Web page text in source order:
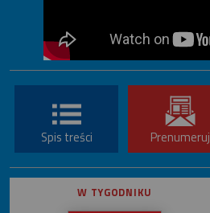
Spis treści Prenumeruj
W TYGODNIKU